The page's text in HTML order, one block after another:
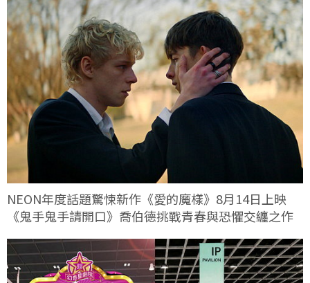
NEON年度話題驚悚新作《愛的魔樣》8月14日上映
《鬼手鬼手請開口》喬伯德挑戰青春與恐懼交纏之作